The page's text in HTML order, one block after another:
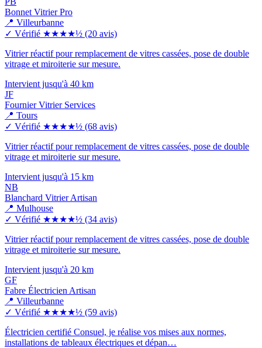
Bonnet Vitrier Pro
📍 Villeurbanne
✓ Vérifié ★★★★½ (20 avis)
Vitrier réactif pour remplacement de vitres cassées, pose de double
vitrage et miroiterie sur mesure.
Intervient jusqu'à 40 km
JF
Fournier Vitrier Services
📍 Tours
✓ Vérifié ★★★★½ (68 avis)
Vitrier réactif pour remplacement de vitres cassées, pose de double
vitrage et miroiterie sur mesure.
Intervient jusqu'à 15 km
NB
Blanchard Vitrier Artisan
📍 Mulhouse
✓ Vérifié ★★★★½ (34 avis)
Vitrier réactif pour remplacement de vitres cassées, pose de double
vitrage et miroiterie sur mesure.
Intervient jusqu'à 20 km
GF
Fabre Électricien Artisan
📍 Villeurbanne
✓ Vérifié ★★★★½ (59 avis)
Électricien certifié Consuel, je réalise vos mises aux normes,
installations de tableaux électriques et dépan…